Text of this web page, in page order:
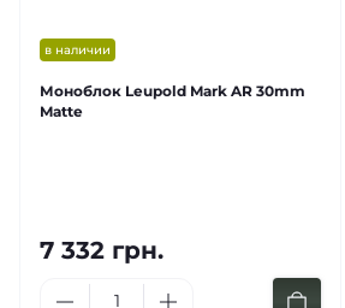
в наличии
Моноблок Leupold Mark AR 30mm
Matte
7 332 грн.